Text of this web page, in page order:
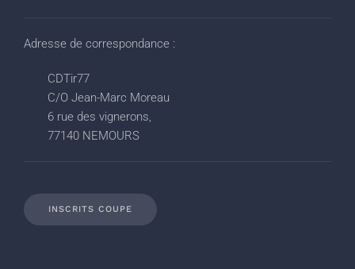
Adresse de correspondance :
CDTir77
C/O Jean-Marc Moreau
6 rue des vignerons,
77140 NEMOURS
INSCRITS COUPE